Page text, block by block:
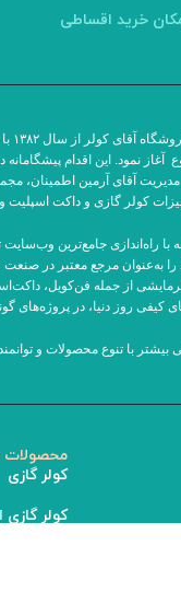
خرید اقساطی
آغاز نمود. این اقدام
مدیریت آقای آرمین اطمینان،
کولر گازی و داکت اسپلیت و
از جمله فن‌کویل،
کیفی روز دنیا، در پروژه‌های
بیشتر با تنوع محصولات و
محصولات
کولر گازی
کولر گازی